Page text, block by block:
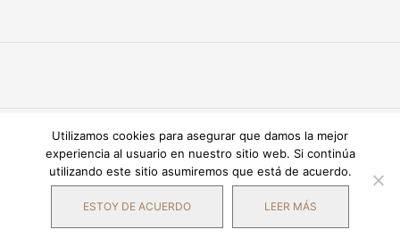
Utilizamos cookies para asegurar que damos la mejor
experiencia al usuario en nuestro sitio web. Si continúa
utilizando este sitio asumiremos que está de acuerdo.
ESTOY DE ACUERDO LEER MÁS